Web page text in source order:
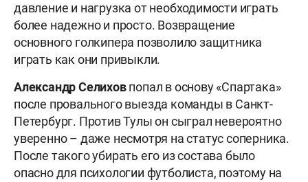
давление и нагрузка от необходимости играть
более надежно и просто. Возвращение
основного голкипера позволило защитника
играть как они привыкли.
Александр Селиховпопал в основу «Спартака»
после провального выезда команды в Санкт-
Петербург. Против Тулы он сыграл невероятно
уверенно – даже несмотря на статус соперника.
После такого убирать его из состава было
опасно для психологии футболиста, поэтому на